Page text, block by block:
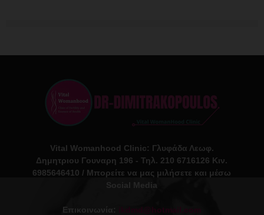
Vital Womanhood Clinic: Γλυφάδα Λεωφ.
Δημητριου Γουναρη 196 - Τηλ. 210 6716126 Κιν.
6985646410 / Μπορείτε να μας μιλήσετε και μέσω
Social Media
Επικοινωνία: ikdmd@hotmail.com